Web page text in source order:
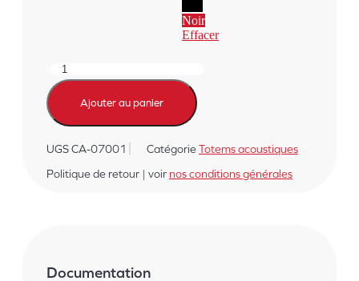
Noir
Effacer
quantité
de
FLAP
TOTEM
Acoustique
Ajouter au panier
UGSCA-07001 CatégorieTotems acoustiques
Politique de retour | voir nos conditions générales
Documentation